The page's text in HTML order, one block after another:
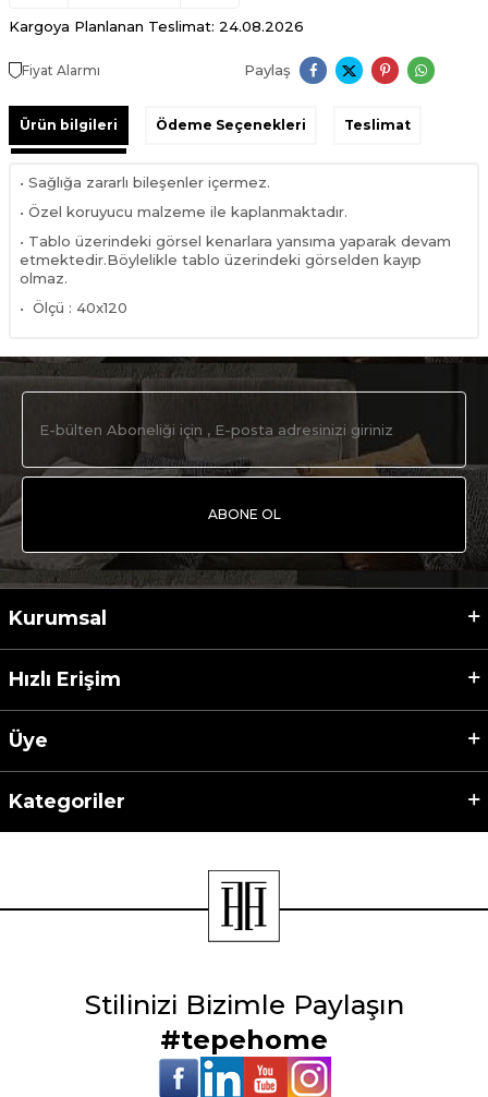
Kargoya Planlanan Teslimat: 24.08.2026
Fiyat Alarmı Paylaş
Ürün bilgileri Ödeme Seçenekleri Teslimat
• Sağlığa zararlı bileşenler içermez.
• Özel koruyucu malzeme ile kaplanmaktadır.
• Tablo üzerindeki görsel kenarlara yansıma yaparak devam
etmektedir.Böylelikle tablo üzerindeki görselden kayıp
olmaz.
• Ölçü : 40x120
ABONE OL
Kurumsal
Hızlı Erişim
Üye
Kategoriler
Stilinizi Bizimle Paylaşın
#tepehome